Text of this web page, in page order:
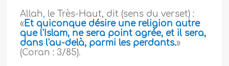
Allah, le Très-Haut, dit (sens du verset) :
«Et quiconque désire une religion autre
que l'Islam, ne sera point agrée, et il sera,
dans l'au-delà, parmi les perdants.»
(Coran : 3/85).